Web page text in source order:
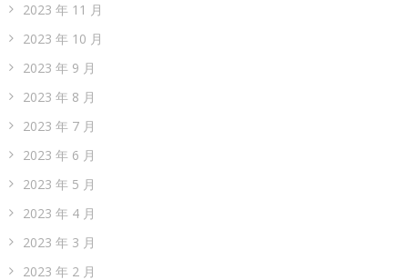
2023 年 11 月
2023 年 10 月
2023 年 9 月
2023 年 8 月
2023 年 7 月
2023 年 6 月
2023 年 5 月
2023 年 4 月
2023 年 3 月
2023 年 2 月